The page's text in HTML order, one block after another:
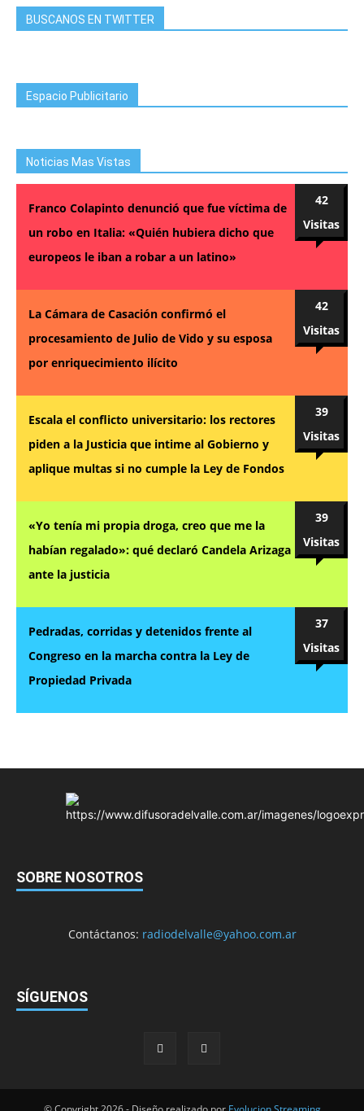
BUSCANOS EN TWITTER
Espacio Publicitario
Noticias Mas Vistas
Franco Colapinto denunció que fue víctima de
un robo en Italia: «Quién hubiera dicho que
europeos le iban a robar a un latino»
42
Visitas
La Cámara de Casación confirmó el
procesamiento de Julio de Vido y su esposa
por enriquecimiento ilícito
42
Visitas
Escala el conflicto universitario: los rectores
piden a la Justicia que intime al Gobierno y
aplique multas si no cumple la Ley de Fondos
39
Visitas
«Yo tenía mi propia droga, creo que me la
habían regalado»: qué declaró Candela Arizaga
ante la justicia
39
Visitas
Pedradas, corridas y detenidos frente al
Congreso en la marcha contra la Ley de
Propiedad Privada
37
Visitas
SOBRE NOSOTROS
Contáctanos: radiodelvalle@yahoo.com.ar
SÍGUENOS